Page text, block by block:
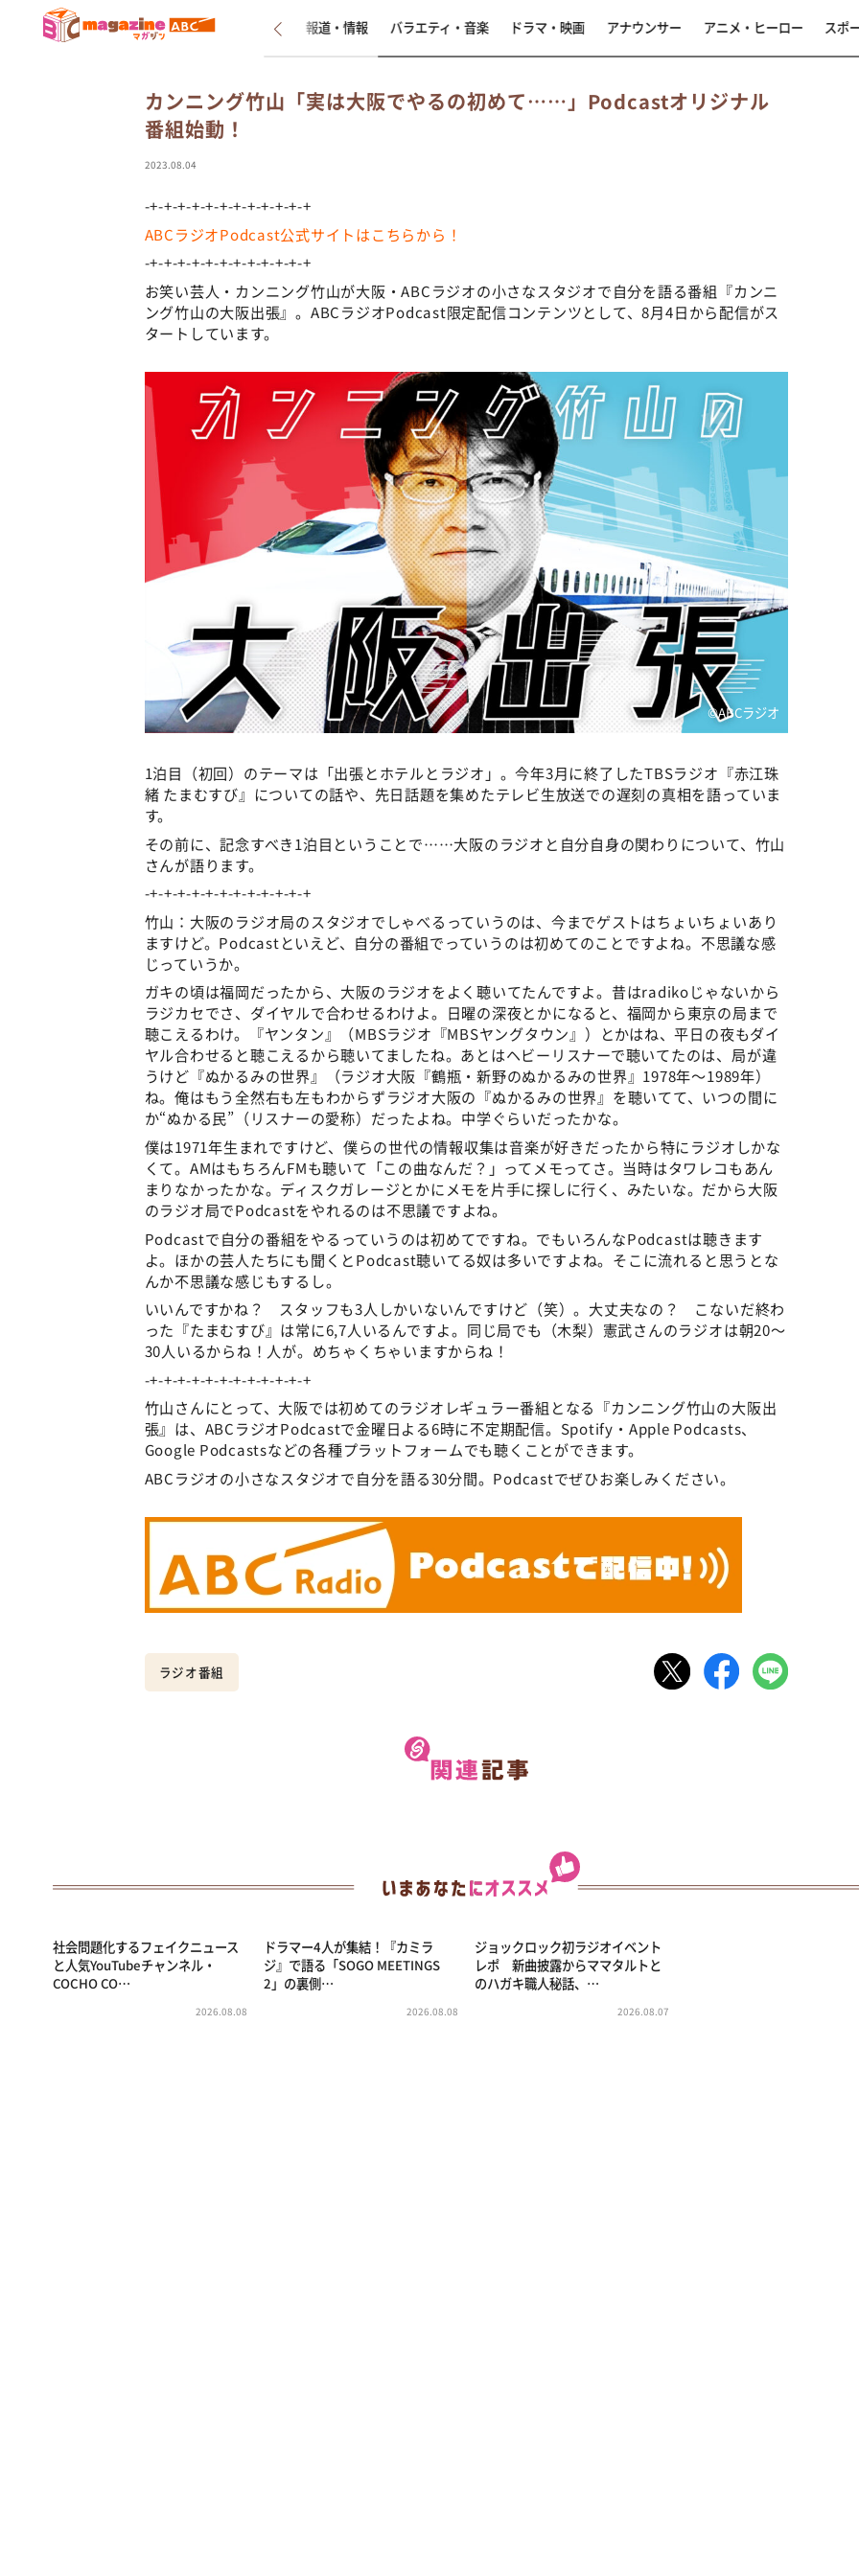
新着 インタビュー 報道・情報 バラエティ・音楽 ドラマ・映画 アナウンサー アニメ・ヒーロー スポ
カンニング竹山「実は大阪でやるの初めて……」Podcastオリジナル
番組始動！
2023.08.04
-+-+-+-+-+-+-+-+-+-+-+-+
ABCラジオPodcast公式サイトはこちらから！
-+-+-+-+-+-+-+-+-+-+-+-+
お笑い芸人・カンニング竹山が大阪・ABCラジオの小さなスタジオで自分を語る番組『カンニ
ング竹山の大阪出張』。ABCラジオPodcast限定配信コンテンツとして、8月4日から配信がス
タートしています。
©ABCラジオ
1泊目（初回）のテーマは「出張とホテルとラジオ」。今年3月に終了したTBSラジオ『赤江珠
緒 たまむすび』についての話や、先日話題を集めたテレビ生放送での遅刻の真相を語っていま
す。
その前に、記念すべき1泊目ということで……大阪のラジオと自分自身の関わりについて、竹山
さんが語ります。
-+-+-+-+-+-+-+-+-+-+-+-+
竹山：大阪のラジオ局のスタジオでしゃべるっていうのは、今までゲストはちょいちょいあり
ますけど。Podcastといえど、自分の番組でっていうのは初めてのことですよね。不思議な感
じっていうか。
ガキの頃は福岡だったから、大阪のラジオをよく聴いてたんですよ。昔はradikoじゃないから
ラジカセでさ、ダイヤルで合わせるわけよ。日曜の深夜とかになると、福岡から東京の局まで
聴こえるわけ。『ヤンタン』（MBSラジオ『MBSヤングタウン』）とかはね、平日の夜もダイ
ヤル合わせると聴こえるから聴いてましたね。あとはヘビーリスナーで聴いてたのは、局が違
うけど『ぬかるみの世界』（ラジオ大阪『鶴瓶・新野のぬかるみの世界』1978年～1989年）
ね。俺はもう全然右も左もわからずラジオ大阪の『ぬかるみの世界』を聴いてて、いつの間に
か“ぬかる民”（リスナーの愛称）だったよね。中学ぐらいだったかな。
僕は1971年生まれですけど、僕らの世代の情報収集は音楽が好きだったから特にラジオしかな
くて。AMはもちろんFMも聴いて「この曲なんだ？」ってメモってさ。当時はタワレコもあん
まりなかったかな。ディスクガレージとかにメモを片手に探しに行く、みたいな。だから大阪
のラジオ局でPodcastをやれるのは不思議ですよね。
Podcastで自分の番組をやるっていうのは初めてですね。でもいろんなPodcastは聴きます
よ。ほかの芸人たちにも聞くとPodcast聴いてる奴は多いですよね。そこに流れると思うとな
んか不思議な感じもするし。
いいんですかね？ スタッフも3人しかいないんですけど（笑）。大丈夫なの？ こないだ終わ
った『たまむすび』は常に6,7人いるんですよ。同じ局でも（木梨）憲武さんのラジオは朝20～
30人いるからね！人が。めちゃくちゃいますからね！
-+-+-+-+-+-+-+-+-+-+-+-+
竹山さんにとって、大阪では初めてのラジオレギュラー番組となる『カンニング竹山の大阪出
張』は、ABCラジオPodcastで金曜日よる6時に不定期配信。Spotify・Apple Podcasts、
Google Podcastsなどの各種プラットフォームでも聴くことができます。
ABCラジオの小さなスタジオで自分を語る30分間。Podcastでぜひお楽しみください。
ラジオ番組
社会問題化するフェイクニュース
と人気YouTubeチャンネル・
COCHO CO…
2026.08.08
ドラマー4人が集結！『カミラ
ジ』で語る「SOGO MEETINGS
2」の裏側…
2026.08.08
ジョックロック初ラジオイベント
レポ 新曲披露からママタルトと
のハガキ職人秘話、…
2026.08.07